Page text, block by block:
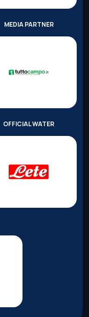
MEDIA PARTNER
OFFICIAL WATER